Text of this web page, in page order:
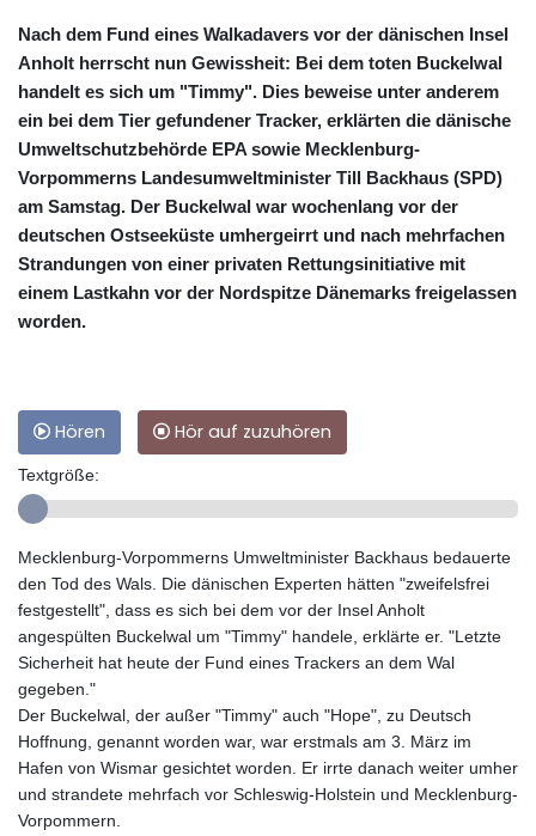
Nach dem Fund eines Walkadavers vor der dänischen Insel
Anholt herrscht nun Gewissheit: Bei dem toten Buckelwal
handelt es sich um "Timmy". Dies beweise unter anderem
ein bei dem Tier gefundener Tracker, erklärten die dänische
Umweltschutzbehörde EPA sowie Mecklenburg-
Vorpommerns Landesumweltminister Till Backhaus (SPD)
am Samstag. Der Buckelwal war wochenlang vor der
deutschen Ostseeküste umhergeirrt und nach mehrfachen
Strandungen von einer privaten Rettungsinitiative mit
einem Lastkahn vor der Nordspitze Dänemarks freigelassen
worden.
Hören Hör auf zuzuhören
Textgröße:
Mecklenburg-Vorpommerns Umweltminister Backhaus bedauerte
den Tod des Wals. Die dänischen Experten hätten "zweifelsfrei
festgestellt", dass es sich bei dem vor der Insel Anholt
angespülten Buckelwal um "Timmy" handele, erklärte er. "Letzte
Sicherheit hat heute der Fund eines Trackers an dem Wal
gegeben."
Der Buckelwal, der außer "Timmy" auch "Hope", zu Deutsch
Hoffnung, genannt worden war, war erstmals am 3. März im
Hafen von Wismar gesichtet worden. Er irrte danach weiter umher
und strandete mehrfach vor Schleswig-Holstein und Mecklenburg-
Vorpommern.